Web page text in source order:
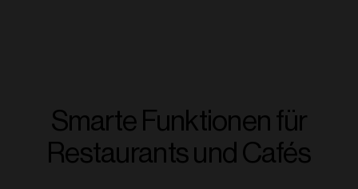
Smarte Funktionen für
Restaurants und Cafés